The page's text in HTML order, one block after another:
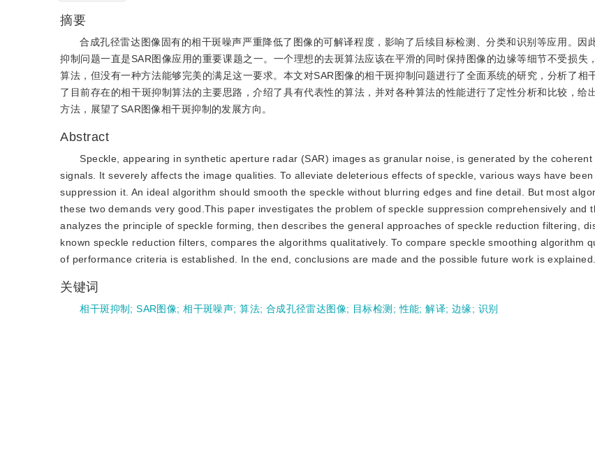
摘要
合成孔径雷达图像固有的相干斑噪声严重降低了图像的可解译程度，影响了后续目标检测、分类和识别等应用。因
抑制问题一直是SAR图像应用的重要课题之一。一个理想的去斑算法应该在平滑的同时保持图像的边缘等细节不受损失
算法，但没有一种方法能够完美的满足这一要求。本文对SAR图像的相干斑抑制问题进行了全面系统的研究，分析了相
了目前存在的相干斑抑制算法的主要思路，介绍了具有代表性的算法，并对各种算法的性能进行了定性分析和比较，给
方法，展望了SAR图像相干斑抑制的发展方向。
Abstract
Speckle, appearing in synthetic aperture radar (SAR) images as granular noise, is generated by the
signals. It severely affects the image qualities. To alleviate deleterious effects of speckle, various ways have
suppression it. An ideal algorithm should smooth the speckle without blurring edges and fine detail. But most
these two demands very good.This paper investigates the problem of speckle suppression comprehensively and
analyzes the principle of speckle forming, then describes the general approaches of speckle reduction filtering,
known speckle reduction filters, compares the algorithms qualitatively. To compare speckle smoothing algorithm
of performance criteria is established. In the end, conclusions are made and the possible future work is explained.
关键词
相干斑抑制 ;SAR图像;相干斑噪声;算法; 合成孔径雷达图像; 目标检测 ;性能;解译; 边缘; 识别